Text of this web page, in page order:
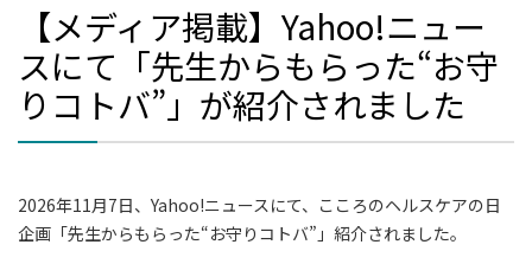
【メディア掲載】Yahoo!ニュー
スにて「先生からもらった“お守
りコトバ”」が紹介されました
2026年11月7日、Yahoo!ニュースにて、こころのヘルスケアの日
企画「先生からもらった“お守りコトバ”」紹介されました。